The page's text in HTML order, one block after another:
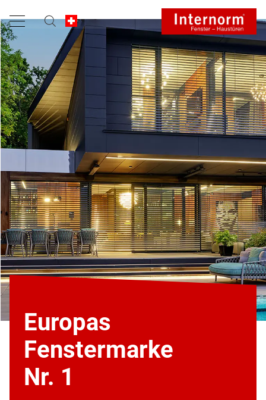
Europas
Fenstermarke
Nr. 1